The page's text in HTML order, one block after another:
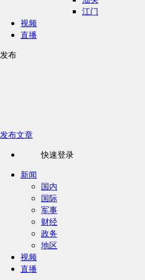
江门
视频
直播
发布
发布文章
快速登录
新闻
国内
国际
军事
财经
政务
地区
视频
直播